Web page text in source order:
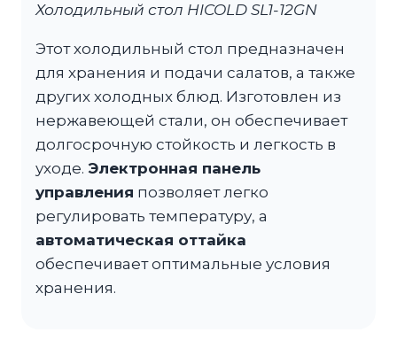
Холодильный стол HICOLD SL1-12GN
Этот холодильный стол предназначен
для хранения и подачи салатов, а также
других холодных блюд. Изготовлен из
нержавеющей стали, он обеспечивает
долгосрочную стойкость и легкость в
уходе. Электронная панель
управления позволяет легко
регулировать температуру, а
автоматическая оттайка
обеспечивает оптимальные условия
хранения.